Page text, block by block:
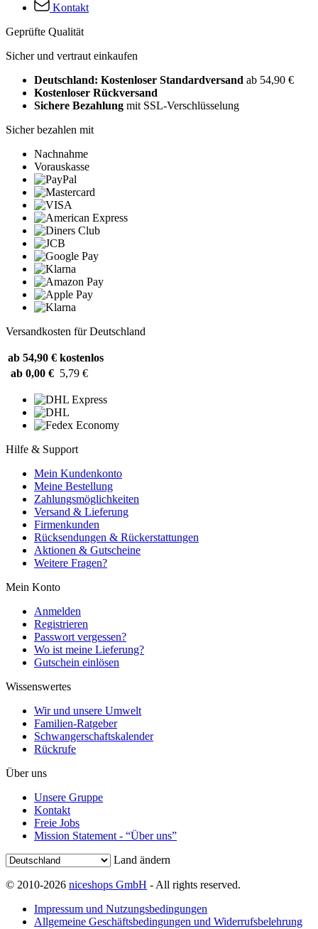
Kontakt
Geprüfte Qualität
Sicher und vertraut einkaufen
Deutschland: Kostenloser Standardversand ab 54,90 €
Kostenloser Rückversand
Sichere Bezahlung mit SSL-Verschlüsselung
Sicher bezahlen mit
Nachnahme
Vorauskasse
Versandkosten für Deutschland
ab 54,90 € kostenlos
ab 0,00 € 5,79 €
Hilfe & Support
Mein Kundenkonto
Meine Bestellung
Zahlungsmöglichkeiten
Versand & Lieferung
Firmenkunden
Rücksendungen & Rückerstattungen
Aktionen & Gutscheine
Weitere Fragen?
Mein Konto
Anmelden
Registrieren
Passwort vergessen?
Wo ist meine Lieferung?
Gutschein einlösen
Wissenswertes
Wir und unsere Umwelt
Familien-Ratgeber
Schwangerschaftskalender
Rückrufe
Über uns
Unsere Gruppe
Kontakt
Freie Jobs
Mission Statement - “Über uns”
Land ändern
© 2010-2026 niceshops GmbH - All rights reserved.
Impressum und Nutzungsbedingungen
Allgemeine Geschäftsbedingungen und Widerrufsbelehrung